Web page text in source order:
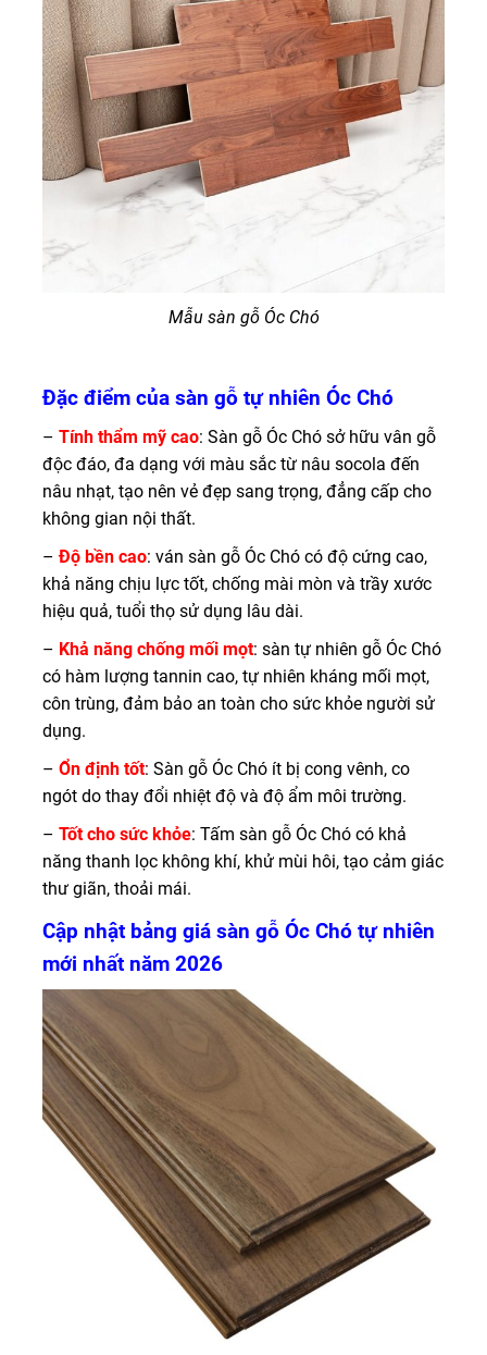
Mẫu sàn gỗ Óc Chó
Đặc điểm của sàn gỗ tự nhiên Óc Chó
– Tính thẩm mỹ cao: Sàn gỗ Óc Chó sở hữu vân gỗ
độc đáo, đa dạng với màu sắc từ nâu socola đến
nâu nhạt, tạo nên vẻ đẹp sang trọng, đẳng cấp cho
không gian nội thất.
–Độ bền cao: ván sàn gỗ Óc Chó có độ cứng cao,
khả năng chịu lực tốt, chống mài mòn và trầy xước
hiệu quả, tuổi thọ sử dụng lâu dài.
– Khả năng chống mối mọt: sàn tự nhiên gỗ Óc Chó
có hàm lượng tannin cao, tự nhiên kháng mối mọt,
côn trùng, đảm bảo an toàn cho sức khỏe người sử
dụng.
– Ổn định tốt: Sàn gỗ Óc Chó ít bị cong vênh, co
ngót do thay đổi nhiệt độ và độ ẩm môi trường.
– Tốt cho sức khỏe: Tấm sàn gỗ Óc Chó có khả
năng thanh lọc không khí, khử mùi hôi, tạo cảm giác
thư giãn, thoải mái.
Cập nhật bảng giá sàn gỗ Óc Chó tự nhiên
mới nhất năm 2026